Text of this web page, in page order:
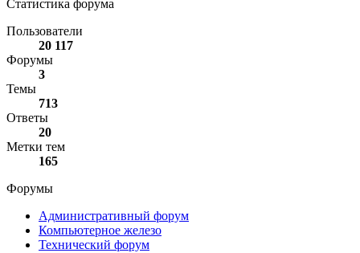
Статистика форума
Пользователи
20 117
Форумы
3
Темы
713
Ответы
20
Метки тем
165
Форумы
Административный форум
Компьютерное железо
Технический форум